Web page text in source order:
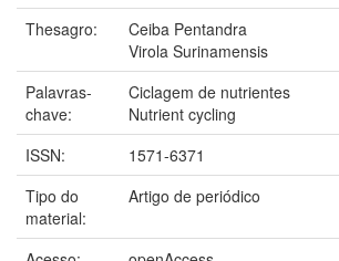
Thesagro:
Ceiba Pentandra
Virola Surinamensis
Palavras-
chave:
Ciclagem de nutrientes
Nutrient cycling
ISSN:
1571-6371
Tipo do
material:
Artigo de periódico